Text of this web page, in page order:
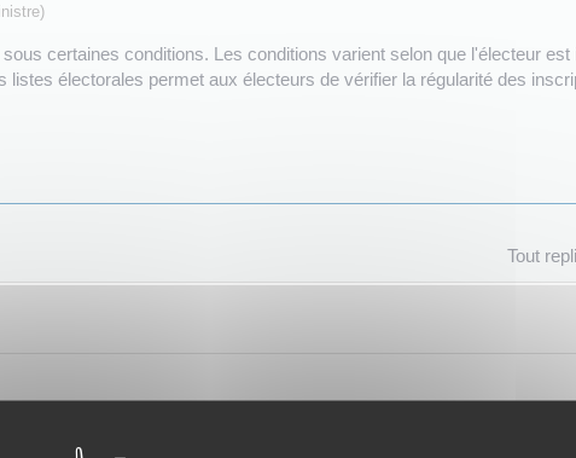
certaines conditions. Les conditions varient selon que l'électeur
électorales permet aux électeurs de vérifier la régularité des
Tout